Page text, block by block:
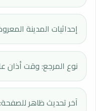
إحداثيات المدينة المعروضة: 50.9808,
نوع المرجع: وقت أذان
آخر تحديث ظاهر للصفحة: ٦ أغسطس ٢٠٢٦ في ٦:٤٣ م.